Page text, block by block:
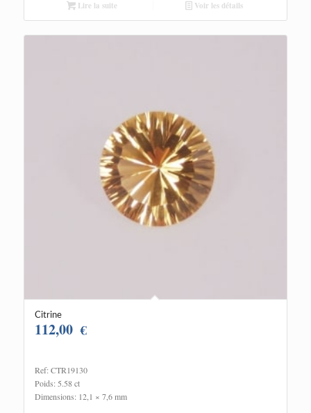
Lire la suite Voir les détails
Citrine
112,00 €
Ref: CTR19130
Poids: 5.58 ct
Dimensions: 12,1 × 7,6 mm